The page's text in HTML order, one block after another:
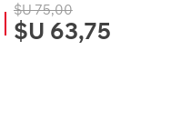
$U 75,00
$U 63,75